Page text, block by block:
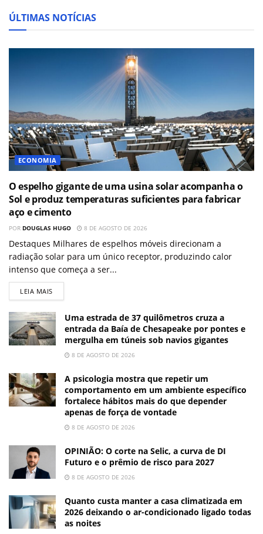
ÚLTIMAS NOTÍCIAS
ECONOMIA
O espelho gigante de uma usina solar acompanha o
Sol e produz temperaturas suficientes para fabricar
aço e cimento
POR DOUGLAS HUGO 8 DE AGOSTO DE 2026
Destaques Milhares de espelhos móveis direcionam a
radiação solar para um único receptor, produzindo calor
intenso que começa a ser...
LEIA MAIS
Uma estrada de 37 quilômetros cruza a
entrada da Baía de Chesapeake por pontes e
mergulha em túneis sob navios gigantes
8 DE AGOSTO DE 2026
A psicologia mostra que repetir um
comportamento em um ambiente específico
fortalece hábitos mais do que depender
apenas de força de vontade
8 DE AGOSTO DE 2026
OPINIÃO: O corte na Selic, a curva de DI
Futuro e o prêmio de risco para 2027
8 DE AGOSTO DE 2026
Quanto custa manter a casa climatizada em
2026 deixando o ar-condicionado ligado todas
as noites